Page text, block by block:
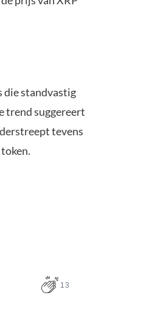
die standvastig
trend suggereert
tevens
13